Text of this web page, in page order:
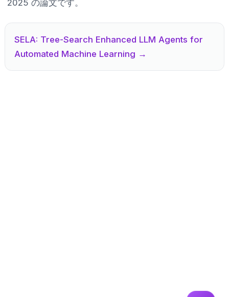
2025 の論文です。
SELA: Tree-Search Enhanced LLM Agents for
Automated Machine Learning →